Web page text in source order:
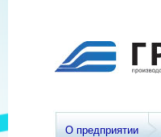
О предприятии